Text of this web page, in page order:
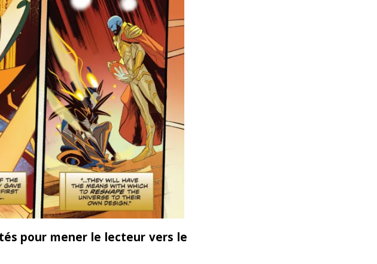
pour mener le lecteur vers le